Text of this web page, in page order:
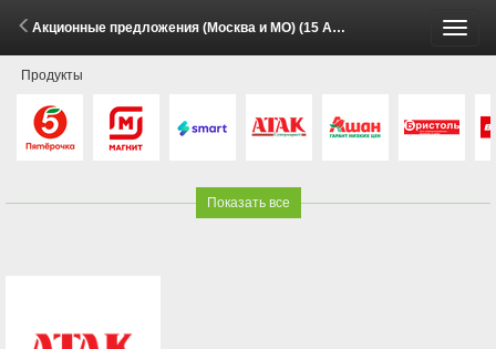
Акционные предложения (Москва и МО) (15 Апреля - 31 Августа 2026)
Продукты
Показать все